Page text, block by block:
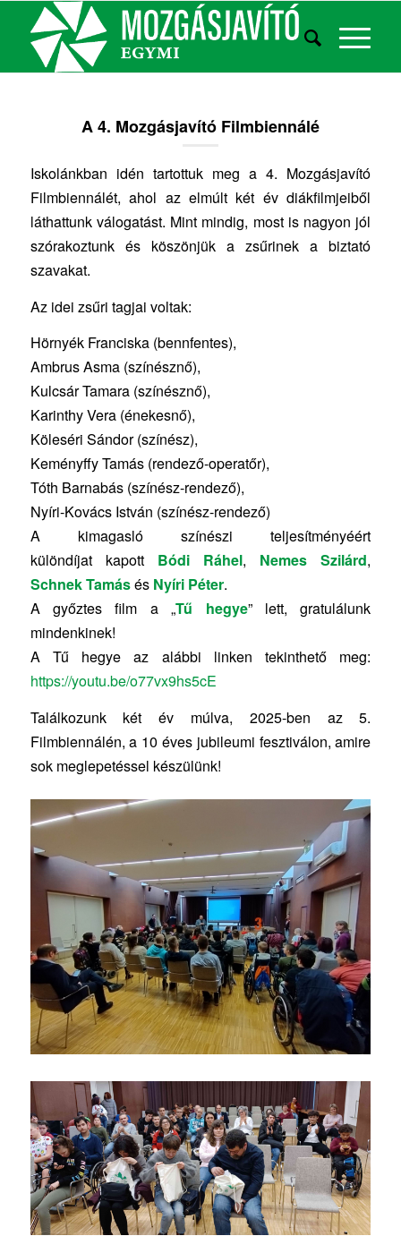
A 4. Mozgásjavító Filmbiennálé
Iskolánkban idén tartottuk meg a 4. Mozgásjavító
Filmbiennálét, ahol az elmúlt két év diákfilmjeiből
láthattunk válogatást. Mint mindig, most is nagyon jól
szórakoztunk és köszönjük a zsűrinek a biztató
szavakat.
Az idei zsűri tagjai voltak:
Hörnyék Franciska (bennfentes),
Ambrus Asma (színésznő),
Kulcsár Tamara (színésznő),
Karinthy Vera (énekesnő),
Köleséri Sándor (színész),
Keményffy Tamás (rendező-operatőr),
Tóth Barnabás (színész-rendező),
Nyíri-Kovács István (színész-rendező)
A kimagasló színészi teljesítményéért
különdíjat kapott Bódi Ráhel, Nemes Szilárd,
Schnek Tamásés Nyíri Péter.
A győztes film a „Tű hegye” lett, gratulálunk
mindenkinek!
A Tű hegye az alábbi linken tekinthető meg:
https://youtu.be/o77vx9hs5cE
Találkozunk két év múlva, 2025-ben az 5.
Filmbiennálén, a 10 éves jubileumi fesztiválon, amire
sok meglepetéssel készülünk!